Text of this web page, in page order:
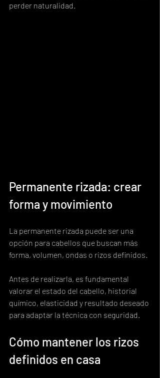
perder naturalidad.
Permanente rizada: crear
forma y movimiento
La permanente rizada puede ser una
opción para cabellos que buscan más
forma, volumen, ondas o rizos definidos.
Antes de realizarla, es fundamental
valorar el estado del cabello, historial
químico, elasticidad y resultado deseado
para adaptar la técnica con seguridad.
Cómo mantener los rizos
definidos en casa